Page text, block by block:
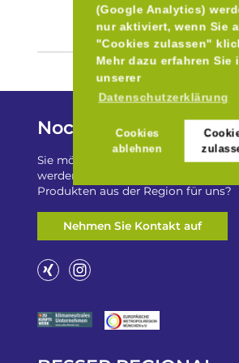
(Google Analytics)
nur aktiviert, wenn Sie
"Cookies zulassen"
Mehr dazu erfahren Sie
unserer
Datenschutzerklärung
Cookies
ablehnen
Noch Fragen?
Sie möchten auf „Besser Regional“
werden? Oder haben Sie einen
Produkten aus der Region für uns?
Nehmen Sie Kontakt auf